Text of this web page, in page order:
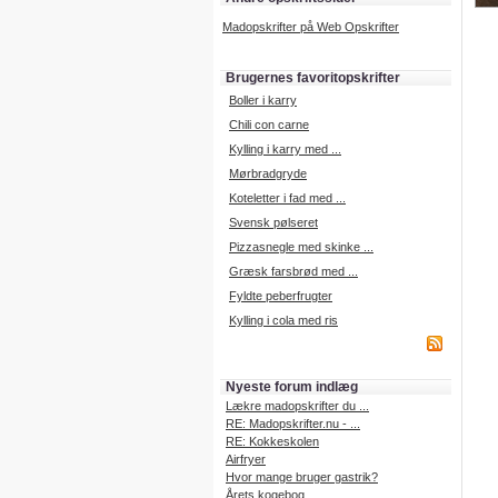
Madopskrifter på Web Opskrifter
Brugernes favoritopskrifter
Boller i karry
Chili con carne
Kylling i karry med ...
Mørbradgryde
Koteletter i fad med ...
Svensk pølseret
Pizzasnegle med skinke ...
Græsk farsbrød med ...
Fyldte peberfrugter
Kylling i cola med ris
Nyeste forum indlæg
Lækre madopskrifter du ...
RE: Madopskrifter.nu - ...
RE: Kokkeskolen
Airfryer
Hvor mange bruger gastrik?
Årets kogebog